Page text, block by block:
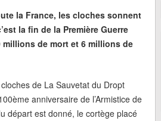
la France, les cloches sonnent
la fin de la Première Guerre
millions de mort et 6 millions de
de La Sauvetat du Dropt
anniversaire de l’Armistice de
départ est donné, le cortège placé